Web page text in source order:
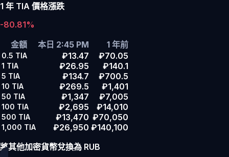
1 年 TIA 價格漲跌
-80.81%
金額
本日 2:45 PM 1 年前
0.5 TIA ₽13.47 ₽70.05
1 TIA ₽26.95 ₽140.1
5 TIA ₽134.7 ₽700.5
10 TIA ₽269.5 ₽1,401
50 TIA ₽1,347 ₽7,005
100 TIA ₽2,695 ₽14,010
500 TIA ₽13,470 ₽70,050
1,000 TIA ₽26,950 ₽140,100
將其他加密貨幣兌換為 RUB